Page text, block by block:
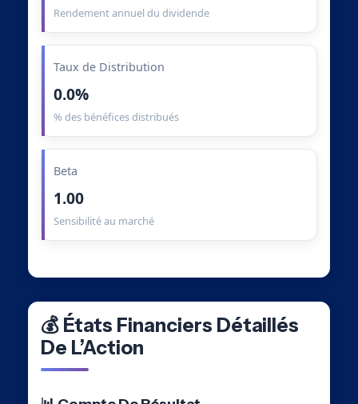
Rendement annuel du dividende
Taux de Distribution
0.0%
% des bénéfices distribués
Beta
1.00
Sensibilité au marché
💰 États Financiers Détaillés
De L’Action